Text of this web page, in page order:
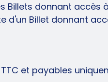
Billets donnant
Billet donnant
et payables